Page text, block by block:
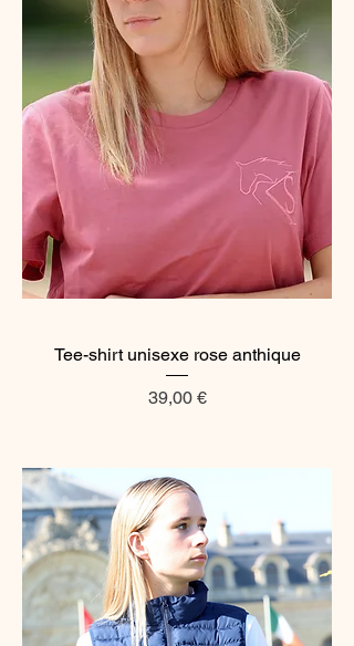
Tee-shirt unisexe rose anthique
Prix
39,00 €